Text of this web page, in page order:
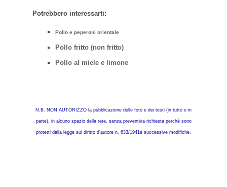
Potrebbero interessarti:
Pollo e peperoni orientale
Pollo fritto (non fritto)
Pollo al miele e limone
N.B. NON AUTORIZZO la pubblicazione delle foto e dei testi (in tutto o in
parte), in alcuno spazio della rete, senza preventiva richiesta perchè sono
protetti dalla legge sul diritto d'autore n. 633/1941e successive modifiche.